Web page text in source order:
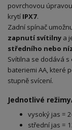
povrchovou
krytí IPX7.
Zadní spínač
zapnutí svítilny a
středního nebo
Svítilna se dodává s
bateriemi AA, které
stupně svícení.
Jednotlivé
vysoký jas =
střední jas =